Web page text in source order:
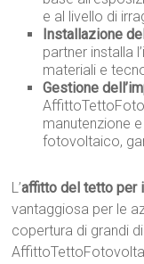
e al livello di
Installazione
partner installa
materiali e
Gestione
manutenzione
fotovoltaico,
L’affitto del tetto per
vantaggiosa per le
copertura di grandi